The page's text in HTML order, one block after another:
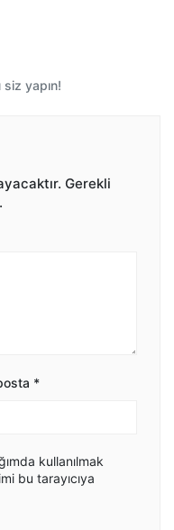
yapın!
Gerekli
*
kullanılmak
bu tarayıcıya